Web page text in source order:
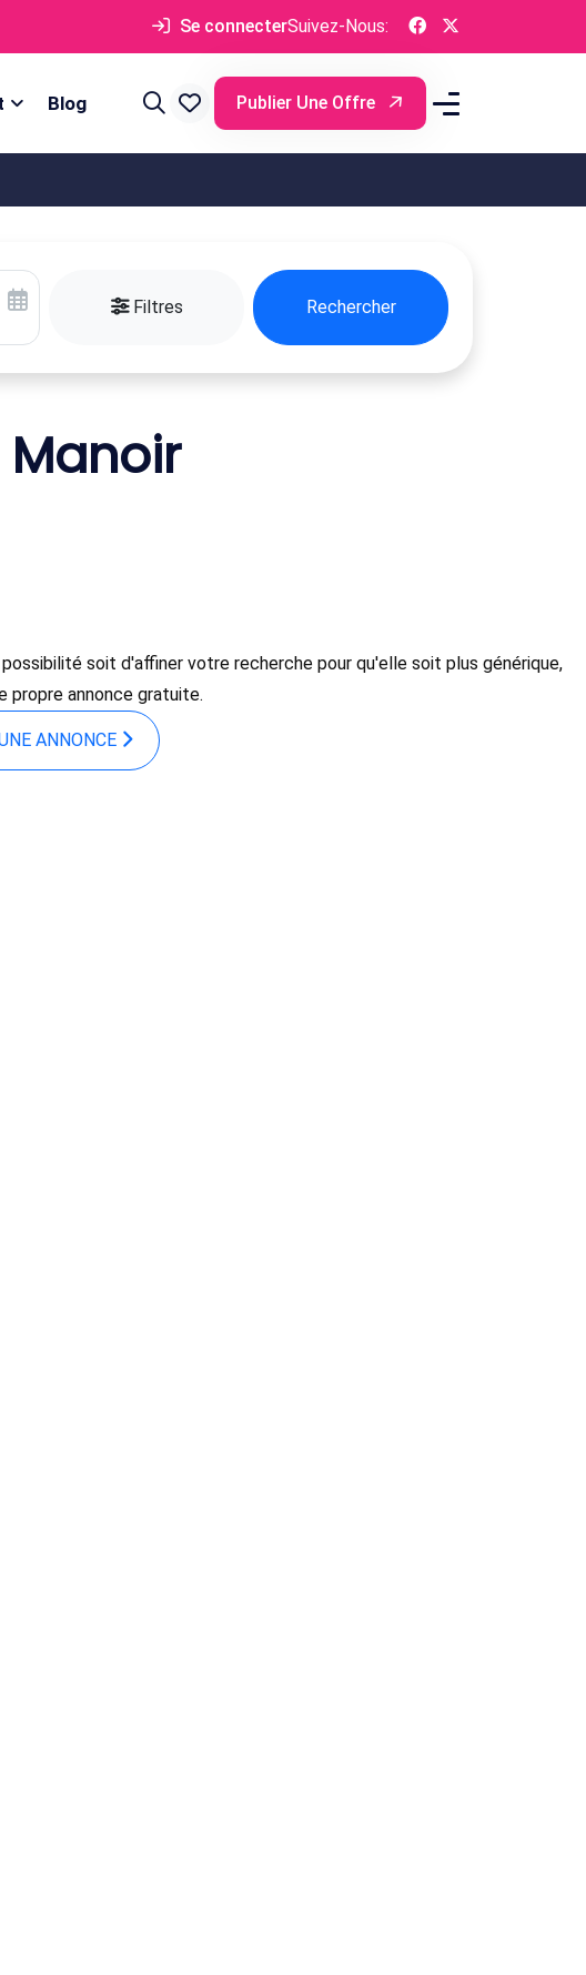
Se connecterSuivez-Nous:
Blog Publier Une Offre
Filtres Rechercher
soit d'affiner votre recherche pour qu'elle soit plus générique,
propre annonce gratuite.
ANNONCE